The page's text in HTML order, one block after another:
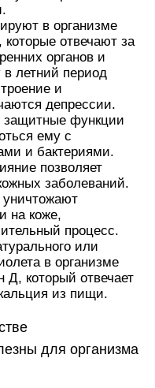
в организме
отвечают за
органов и
летний период
и
депрессии.
защитные функции
ему с
и бактериями.
позволяет
заболеваний.
на коже,
процесс.
или
в организме
Д, который отвечает
из пищи.
для организма